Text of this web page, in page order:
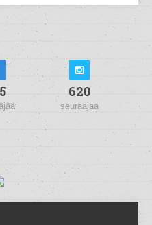
620
seuraajaa